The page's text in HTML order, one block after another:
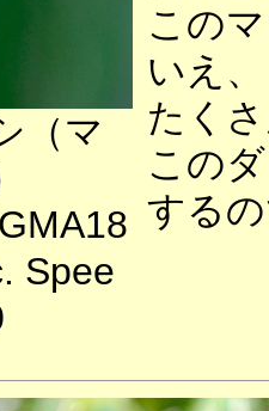
（マ
Spee
この
いえ
たく
この
する